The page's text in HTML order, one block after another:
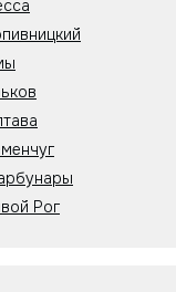
Рог